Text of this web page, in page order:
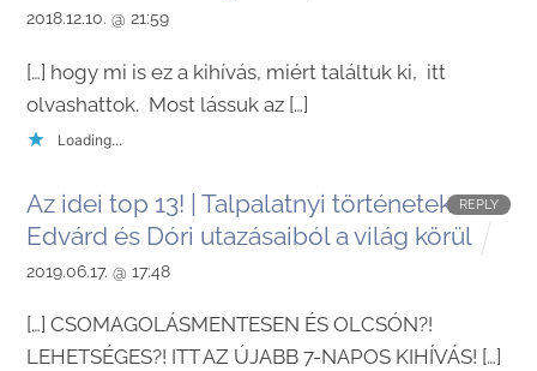
2018.12.10. @ 21:59
[…] hogy mi is ez a kihívás, miért találtuk ki, itt
olvashattok. Most lássuk az […]
Loading...
Az idei top 13! | Talpalatnyi történetek
Edvárd és Dóri utazásaiból a világ körül
2019.06.17. @ 17:48
[…] CSOMAGOLÁSMENTESEN ÉS OLCSÓN?!
LEHETSÉGES?! ITT AZ ÚJABB 7-NAPOS KIHÍVÁS! […]
REPLY